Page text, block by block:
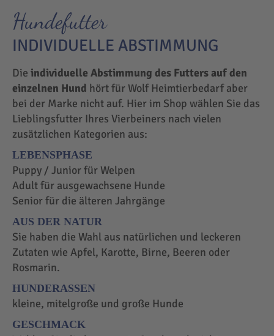
Hundefutter
INDIVIDUELLE ABSTIMMUNG
Die individuelle Abstimmung des Futters auf den
einzelnen Hund hört für Wolf Heimtierbedarf aber
bei der Marke nicht auf. Hier im Shop wählen Sie das
Lieblingsfutter Ihres Vierbeiners nach vielen
zusätzlichen Kategorien aus:
LEBENSPHASE
Puppy / Junior für Welpen
Adult für ausgewachsene Hunde
Senior für die älteren Jahrgänge
AUS DER NATUR
Sie haben die Wahl aus natürlichen und leckeren
Zutaten wie Apfel, Karotte, Birne, Beeren oder
Rosmarin.
HUNDERASSEN
kleine, mitelgroße und große Hunde
GESCHMACK